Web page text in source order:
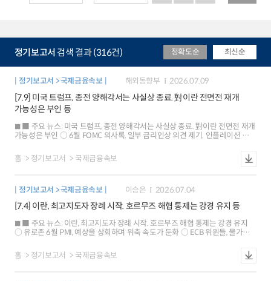
정기보고서 검색 결과 (316건) 정확도순 최신순
정기보고서 > 국제금융속보 해외동향부 2026.07.09
[7.9] 미국 트럼프, 종전 양해각서는 사실상 종료. 對이란 전면전 재개
가능성은 부인 등
■ 주요 뉴스: 미국 트럼프, 종전 양해각서는 사실상 종료. 對이란 전면전 재개
가능성은 부인 ○ 6월 FOMC 의사록, 일부 금리인상 의견 제기. 인플레이션 우려
안정적 물가상승 추가 ■ 해외시각: 미국 트럼프의 중동전쟁 종전, 모호한
양해각서 등으로 실패 불가피 ○ 옵션 투자자, 연준의 금리인상 전망 후퇴
[+0.03%], 금리 상승[+3bp] ○ 주가: 미국 SP500지수는 중동 긴장 고조 등으로
등으로 1.6% 하락 ○ 환율: 달러화지수는 안전자산 선호 강화 등으로 강보합
유로화는 강보합, 엔화 가치는 0.3% 하락 ○ 금리: 미국 10년물 국채금리는
유가 상승 및 인플레이션 우려 등으로 오름세 지속 독일은 미국 국채시장 영향,
재정지출 확대 계획 등으로 10bp 상승 ※ 뉴욕 1M NDF 종가 1504.9원
홈 정기보고서 국제금융속보
정기보고서 > 국제금융속보 이승은 2026.07.04
[7.4] 이란, 최고지도자 장례 시작. 호르무즈 해협 통제는 강경 유지 등
■ 주요 뉴스: 이란, 최고지도자 장례 시작. 호르무즈 해협 통제는 강경 유지
○ 유로존 6월 PMI, 예상을 상회하며 위축 속도가 둔화 ○ ECB 위원들, 물가
메르츠 총리, 트럼프의 국방비 비난에 독일의 예산 증액 강조 ○ 호르무즈 해협
통행 재개로 6월 OPEC 원유 생산 급증 ■ 국제금융시장: 유럽 주가 상승
홈 정기보고서 국제금융속보